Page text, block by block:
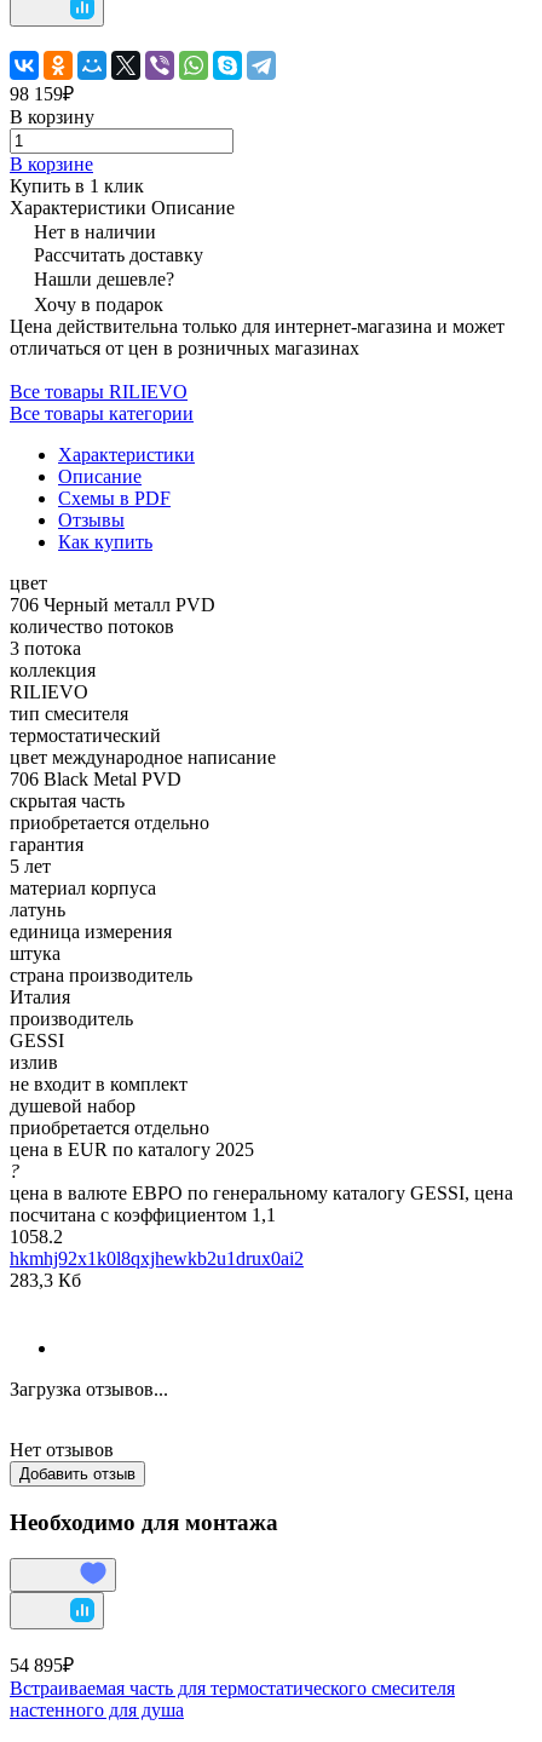
98 159₽
В корзину
В корзине
Купить в 1 клик
Характеристики Описание
Нет в наличии
Рассчитать доставку
Нашли дешевле?
Хочу в подарок
Цена действительна только для интернет-магазина и может
отличаться от цен в розничных магазинах
Все товары RILIEVO
Все товары категории
Характеристики
Описание
Схемы в PDF
Отзывы
Как купить
цвет
706 Черный металл PVD
количество потоков
3 потока
коллекция
RILIEVO
тип смесителя
термостатический
цвет международное написание
706 Black Metal PVD
скрытая часть
приобретается отдельно
гарантия
5 лет
материал корпуса
латунь
единица измерения
штука
страна производитель
Италия
производитель
GESSI
излив
не входит в комплект
душевой набор
приобретается отдельно
цена в EUR по каталогу 2025
?
цена в валюте ЕВРО по генеральному каталогу GESSI, цена
посчитана с коэффициентом 1,1
1058.2
hkmhj92x1k0l8qxjhewkb2u1drux0ai2
283,3 Кб
Загрузка отзывов...
Нет отзывов
Добавить отзыв
Необходимо для монтажа
54 895₽
Встраиваемая часть для термостатического смесителя
настенного для душа